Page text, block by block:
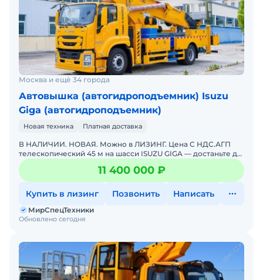
Москва и ещё 34 города
Автовышка (автогидроподъемник) Isuzu
Giga (автогидроподъемник)
Новая техника Платная доставка
В НАЛИЧИИ. НОВАЯ. Можно в ЛИЗИНГ. Цена С НДС.АГП
телескопический 45 м на шасси ISUZU GIGA — достаньте до
любой высоты с полным комфортом и безопасностью!П
11 400 000 ₽
Купить в лизинг Позвонить Написать
Обновлено сегодня
МирСпецТехники